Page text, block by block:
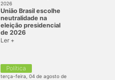
2026
União Brasil escolhe
neutralidade na
eleição presidencial
de 2026
Ler +
Política
terça-feira, 04 de agosto de